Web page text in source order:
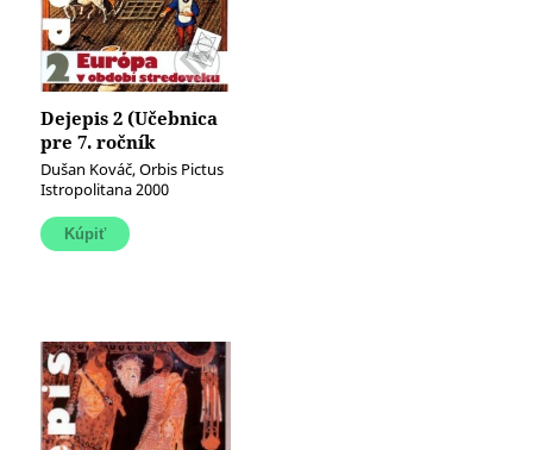
Dejepis 2 (Učebnica
pre 7. ročník
základných škôl)
(Európa v období
stredoveku)
Dušan Kováč, Orbis Pictus
Istropolitana 2000